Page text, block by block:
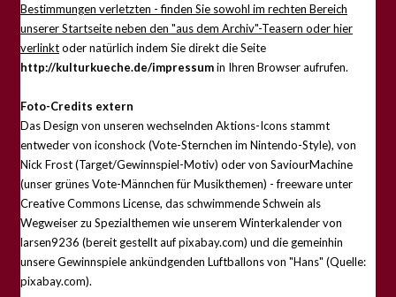
Bestimmungen verletzten - finden Sie sowohl im rechten Bereich
unserer Startseite neben den "aus dem Archiv"-Teasern oder hier
verlinktoder natürlich indem Sie direkt die Seite
http://kulturkueche.de/impressumin Ihren Browser aufrufen.
Foto-Credits extern
Das Design von unseren wechselnden Aktions-Icons stammt
entweder von iconshock (Vote-Sternchen im Nintendo-Style), von
Nick Frost (Target/Gewinnspiel-Motiv) oder von SaviourMachine
(unser grünes Vote-Männchen für Musikthemen) - freeware unter
Creative Commons License, das schwimmende Schwein als
Wegweiser zu Spezialthemen wie unserem Winterkalender von
larsen9236 (bereit gestellt auf pixabay.com) und die gemeinhin
unsere Gewinnspiele ankündgenden Luftballons von "Hans" (Quelle:
pixabay.com).